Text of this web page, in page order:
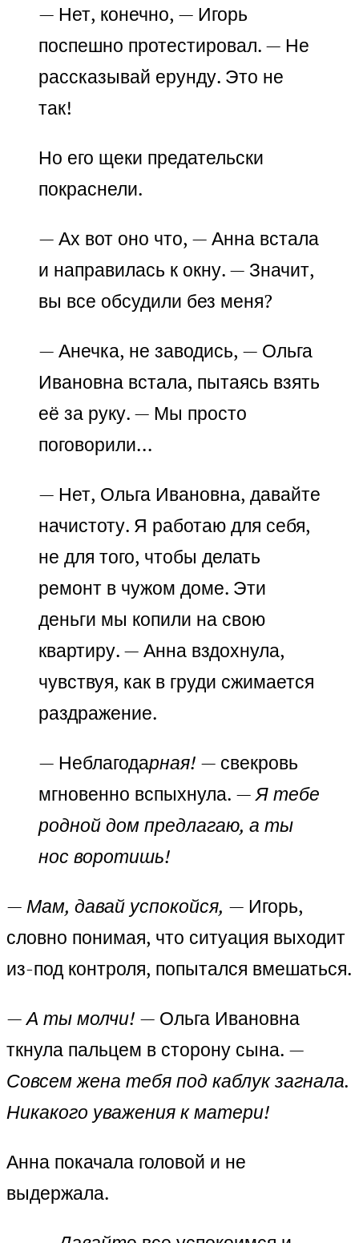
— Нет, конечно, — Игорь
поспешно протестировал. — Не
рассказывай ерунду. Это не
так!
Но его щеки предательски
покраснели.
— Ах вот оно что, — Анна встала
и направилась к окну. — Значит,
вы все обсудили без меня?
— Анечка, не заводись, — Ольга
Ивановна встала, пытаясь взять
её за руку. — Мы просто
поговорили…
— Нет, Ольга Ивановна, давайте
начистоту. Я работаю для себя,
не для того, чтобы делать
ремонт в чужом доме. Эти
деньги мы копили на свою
квартиру. — Анна вздохнула,
чувствуя, как в груди сжимается
раздражение.
— Неблагодарная! — свекровь
мгновенно вспыхнула. — Я тебе
родной дом предлагаю, а ты
нос воротишь!
— Мам, давай успокойся, — Игорь,
словно понимая, что ситуация выходит
из-под контроля, попытался вмешаться.
— А ты молчи! — Ольга Ивановна
ткнула пальцем в сторону сына. —
Совсем жена тебя под каблук загнала.
Никакого уважения к матери!
Анна покачала головой и не
выдержала.